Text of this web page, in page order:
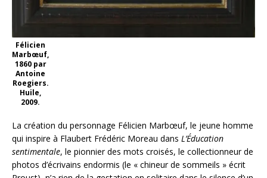
Félicien
Marbœuf,
1860 par
Antoine
Roegiers.
Huile,
2009.
La création du personnage Félicien Marbœuf, le jeune homme
qui inspire à Flaubert Frédéric Moreau dans L’Éducation
sentimentale, le pionnier des mots croisés, le collectionneur de
photos d’écrivains endormis (le « chineur de sommeils » écrit